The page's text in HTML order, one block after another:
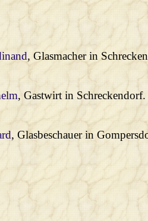
, Glasmacher in
, Gastwirt in Schreckendorf.
, Glasbeschauer in